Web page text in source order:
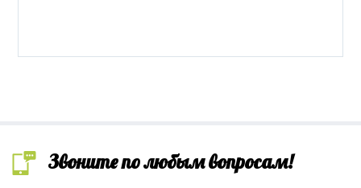
Звоните по любым вопросам!